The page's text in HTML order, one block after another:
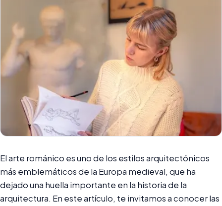
El arte románico es uno de los estilos arquitectónicos
más emblemáticos de la Europa medieval, que ha
dejado una huella importante en la historia de la
arquitectura. En este artículo, te invitamos a conocer las